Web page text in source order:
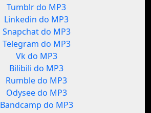
Tumblr do MP3
Linkedin do MP3
Snapchat do MP3
Telegram do MP3
Vk do MP3
Bilibili do MP3
Rumble do MP3
Odysee do MP3
Bandcamp do MP3